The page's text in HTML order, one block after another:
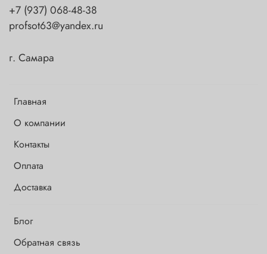
Главная
О компании
Контакты
Оплата
Доставка
Блог
Обратная связь
+7 (937) 068-48-38
profsot63@yandex.ru
г. Самара